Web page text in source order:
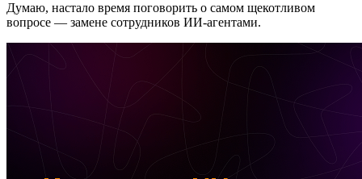
Думаю, настало время поговорить о самом щекотливом
вопросе — замене сотрудников ИИ-агентами.